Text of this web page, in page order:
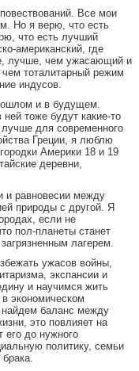
Все мои
Но я верю, что есть
что есть лучший
американский, где
лучше, чем ужасающий и
тоталитарный режим
индусов.
и в будущем.
тоже будут какие-то
для современного
Греции, я люблю
Америки 18 и 19
деревни,
и равновесии между
природы с другой. Я
если не
пол-планеты станет
лагерем.
ужасов войны,
экспансии и
и научимся жить
экономическом
баланс между
это повлияет на
его до нужного
политику, семьи